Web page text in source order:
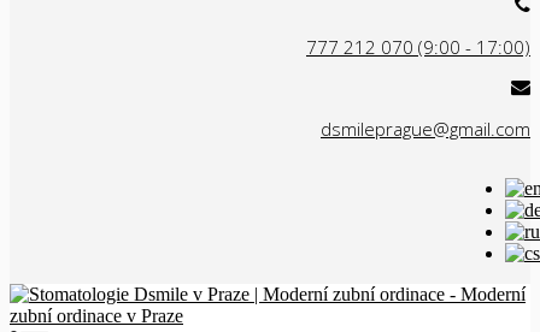
777 212 070 (9:00 - 17:00)
dsmileprague@gmail.com